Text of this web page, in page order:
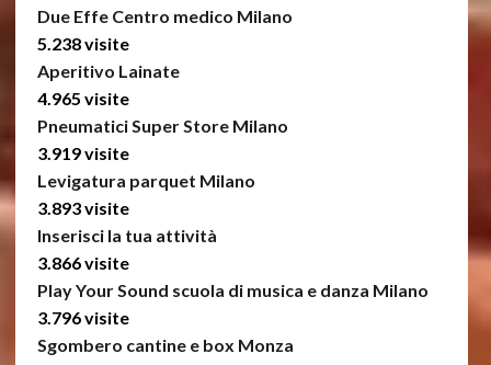
Due Effe Centro medico Milano
5.238 visite
Aperitivo Lainate
4.965 visite
Pneumatici Super Store Milano
3.919 visite
Levigatura parquet Milano
3.893 visite
Inserisci la tua attività
3.866 visite
Play Your Sound scuola di musica e danza Milano
3.796 visite
Sgombero cantine e box Monza